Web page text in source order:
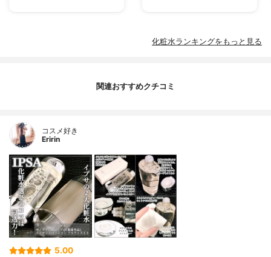
化粧水ランキングをもっと見る
関連おすすめクチコミ
コスメ好き
Eririn
5.00